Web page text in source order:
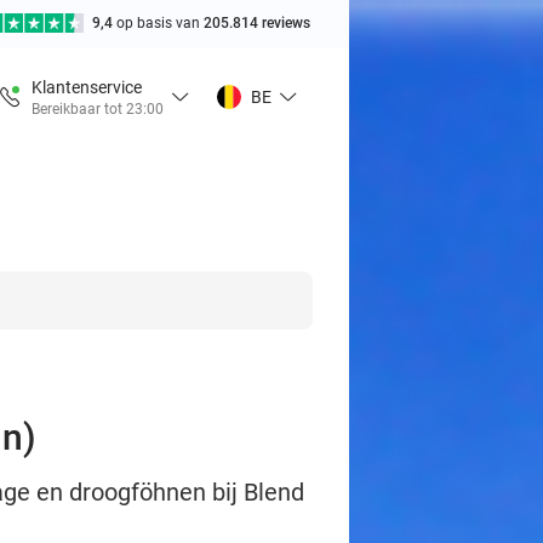
9,4 op basis van 205.814 reviews
Klantenservice
Bereikbaar tot 23:00
BE
en droogföhnen bij Blend